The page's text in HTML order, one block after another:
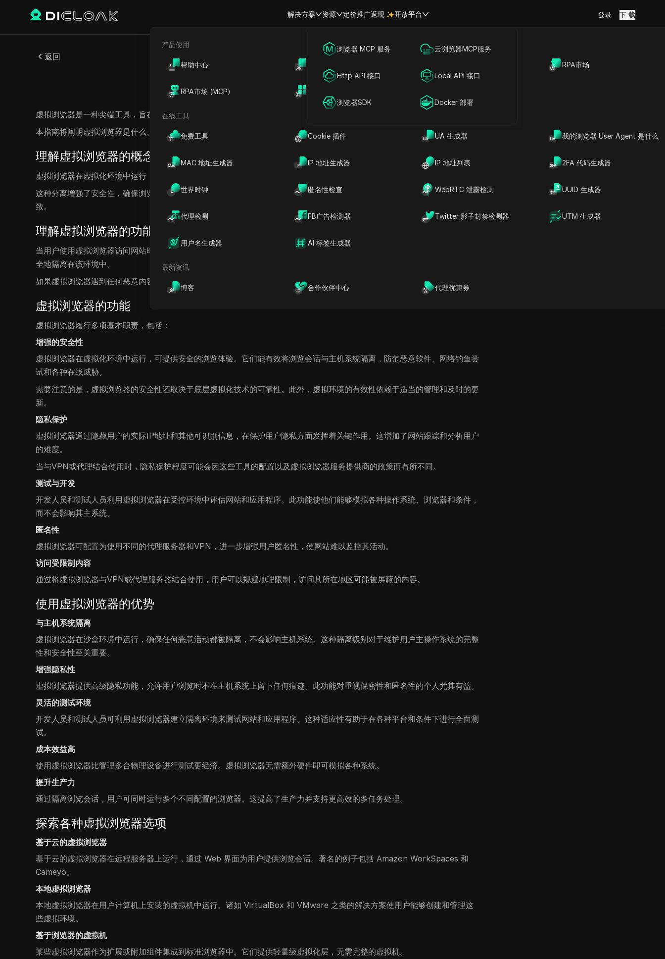
解决方案
海外社媒营销
广告投放
账号共享
资源
产品使用
帮助中心 RPA市场
RPA市场 (MCP)
在线工具
免费工具 Cookie 插件 UA 生成器 我的浏览器 User Agent 是什么
MAC 地址生成器 IP 地址生成器 IP 地址列表 2FA 代码生成器
世界时钟 匿名性检查 WebRTC 泄露检测 UUID 生成器
代理检测 FB广告检测器 Twitter 影子封禁检测器 UTM 生成器
用户名生成器 AI 标签生成器
最新资讯
博客 合作伙伴中心 代理优惠券
定价推广返现 开放平台
浏览器 MCP 服务 云浏览器MCP服务
Http API 接口 Local API 接口
浏览器SDK Docker 部署
登录 下 载
返回
虚拟浏览器
虚拟浏览器是一种尖端工具，旨在增强在线浏览中的隐私性、安全性和灵活性。
本指南将阐明虚拟浏览器是什么、其功能、优势以及它与传统浏览器的区别。
理解虚拟浏览器的概念
虚拟浏览器在虚拟化环境中运行，与用户的主操作系统相分离。
这种分离增强了安全性，确保浏览过程中遇到的任何有害内容都不会损害主系统的完整性，这与DICloak对隐私和保护的承诺一
致。
理解虚拟浏览器的功能
当用户使用虚拟浏览器访问网站时，该浏览器在虚拟化环境中运行。这确保了任何下载的文件、执行的脚本或处理的数据都被安
全地隔离在该环境中。
如果虚拟浏览器遇到任何恶意内容，威胁将被隔离在虚拟环境内，从而保护主机系统免受任何潜在危害。
虚拟浏览器的功能
虚拟浏览器履行多项基本职责，包括：
增强的安全性
虚拟浏览器在虚拟化环境中运行，可提供安全的浏览体验。它们能有效将浏览会话与主机系统隔离，防范恶意软件、网络钓鱼尝
试和各种在线威胁。
需要注意的是，虚拟浏览器的安全性还取决于底层虚拟化技术的可靠性。此外，虚拟环境的有效性依赖于适当的管理和及时的更
新。
隐私保护
虚拟浏览器通过隐藏用户的实际IP地址和其他可识别信息，在保护用户隐私方面发挥着关键作用。这增加了网站跟踪和分析用户
的难度。
当与VPN或代理结合使用时，隐私保护程度可能会因这些工具的配置以及虚拟浏览器服务提供商的政策而有所不同。
测试与开发
开发人员和测试人员利用虚拟浏览器在受控环境中评估网站和应用程序。此功能使他们能够模拟各种操作系统、浏览器和条件，
而不会影响其主系统。
匿名性
虚拟浏览器可配置为使用不同的代理服务器和VPN，进一步增强用户匿名性，使网站难以监控其活动。
访问受限制内容
通过将虚拟浏览器与VPN或代理服务器结合使用，用户可以规避地理限制，访问其所在地区可能被屏蔽的内容。
使用虚拟浏览器的优势
与主机系统隔离
虚拟浏览器在沙盒环境中运行，确保任何恶意活动都被隔离，不会影响主机系统。这种隔离级别对于维护用户主操作系统的完整
性和安全性至关重要。
增强隐私性
虚拟浏览器提供高级隐私功能，允许用户浏览时不在主机系统上留下任何痕迹。此功能对重视保密性和匿名性的个人尤其有益。
灵活的测试环境
开发人员和测试人员可利用虚拟浏览器建立隔离环境来测试网站和应用程序。这种适应性有助于在各种平台和条件下进行全面测
试。
成本效益高
使用虚拟浏览器比管理多台物理设备进行测试更经济。虚拟浏览器无需额外硬件即可模拟各种系统。
提升生产力
通过隔离浏览会话，用户可同时运行多个不同配置的浏览器。这提高了生产力并支持更高效的多任务处理。
探索各种虚拟浏览器选项
基于云的虚拟浏览器
基于云的虚拟浏览器在远程服务器上运行，通过 Web 界面为用户提供浏览会话。著名的例子包括 Amazon WorkSpaces 和
Cameyo。
本地虚拟浏览器
本地虚拟浏览器在用户计算机上安装的虚拟机中运行。诸如 VirtualBox 和 VMware 之类的解决方案使用户能够创建和管理这
些虚拟环境。
基于浏览器的虚拟机
某些虚拟浏览器作为扩展或附加组件集成到标准浏览器中。它们提供轻量级虚拟化层，无需完整的虚拟机。
探索各种虚拟浏览器选项
核心见解
常见问题
DICloak防关联指纹浏览器-防止账